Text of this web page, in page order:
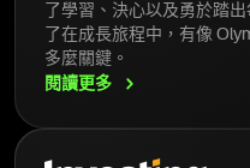
了學習、決心以及勇於踏
了在成長旅程中，有像
多麼關鍵。
閱讀更多